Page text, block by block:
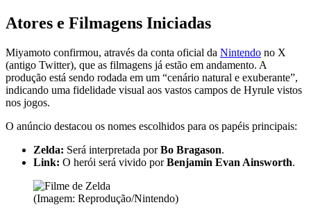
Atores e Filmagens Iniciadas
Miyamoto confirmou, através da conta oficial da Nintendo no X
(antigo Twitter), que as filmagens já estão em andamento. A
produção está sendo rodada em um “cenário natural e exuberante”,
indicando uma fidelidade visual aos vastos campos de Hyrule vistos
nos jogos.
O anúncio destacou os nomes escolhidos para os papéis principais:
Zelda: Será interpretada porBo Bragason.
Link: O herói será vivido porBenjamin Evan Ainsworth.
(Imagem: Reprodução/Nintendo)